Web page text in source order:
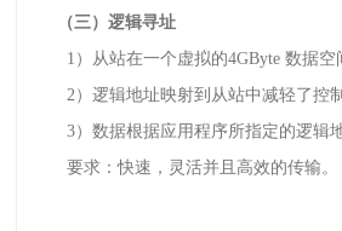
（三）逻辑寻址
1）从站在一个虚拟的4GByte 数据空
2）逻辑地址映射到从站中减轻了控
3）数据根据应用程序所指定的逻辑
要求：快速，灵活并且高效的传输。